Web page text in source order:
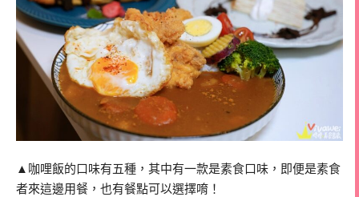
▲咖哩飯的口味有五種，其中有一款是素食口味，即便是素食
者來這邊用餐，也有餐點可以選擇唷！